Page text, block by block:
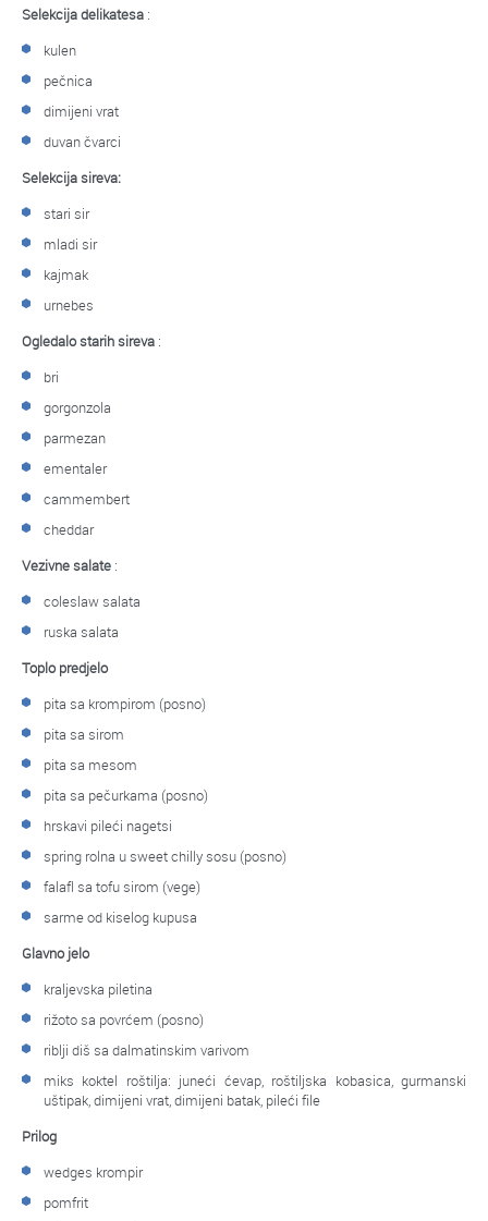
Selekcija delikatesa :
kulen
pečnica
dimijeni vrat
duvan čvarci
Selekcija sireva:
stari sir
mladi sir
kajmak
urnebes
Ogledalo starih sireva :
bri
gorgonzola
parmezan
ementaler
cammembert
cheddar
Vezivne salate :
coleslaw salata
ruska salata
Toplo predjelo
pita sa krompirom (posno)
pita sa sirom
pita sa mesom
pita sa pečurkama (posno)
hrskavi pileći nagetsi
spring rolna u sweet chilly sosu (posno)
falafl sa tofu sirom (vege)
sarme od kiselog kupusa
Glavno jelo
kraljevska piletina
rižoto sa povrćem (posno)
riblji diš sa dalmatinskim varivom
miks koktel roštilja: juneći ćevap, roštiljska kobasica, gurmanski
uštipak, dimijeni vrat, dimijeni batak, pileći file
Prilog
wedges krompir
pomfrit